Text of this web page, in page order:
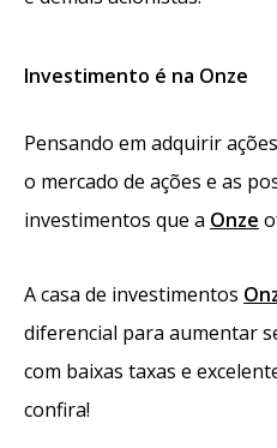
Investimento é na Onze
Pensando em adquirir
o mercado de ações e as
investimentos que a Onze
A casa de investimentos
diferencial para aumentar
com baixas taxas e
confira!